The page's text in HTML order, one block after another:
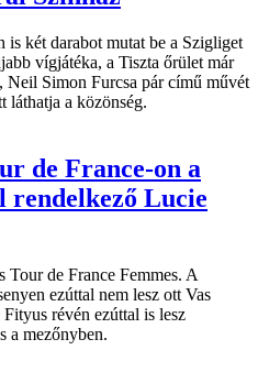
is két darabot mutat be a Szigliget
vígjátéka, a Tiszta őrület már
Neil Simon Furcsa pár című művét
láthatja a közönség.
de France-on a
rendelkező Lucie
Tour de France Femmes. A
ezúttal nem lesz ott Vas
révén ezúttal is lesz
a mezőnyben.